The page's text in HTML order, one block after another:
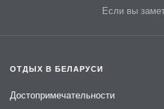
Если вы
ОТДЫХ В БЕЛАРУСИ
Достопримечательности